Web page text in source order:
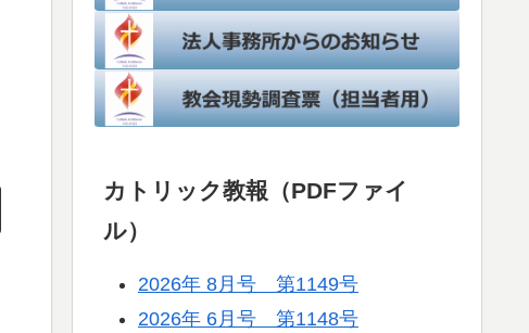
カトリック教報（PDFファイ
ル）
2026年 8月号 第1149号
2026年 6月号 第1148号